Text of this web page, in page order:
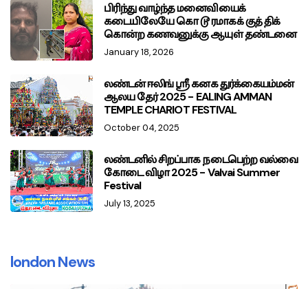
பிரிந்து வாழ்ந்த மனைவியைக்
கடையிலேயே கொ டூ ரமாகக் குத் திக்
கொன்ற கணவனுக்கு ஆயுள் தண்டனை
January 18, 2026
லண்டன் ஈலிங் ஸ்ரீ கனக துர்க்கையம்மன்
ஆலய தேர் 2025 - EALING AMMAN
TEMPLE CHARIOT FESTIVAL
October 04, 2025
லண்டனில் சிறப்பாக நடைபெற்ற வல்வை
கோடை விழா 2025 - Valvai Summer
Festival
July 13, 2025
london News